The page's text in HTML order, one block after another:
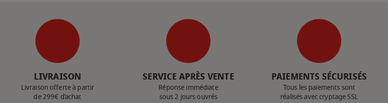
LIVRAISON
Livraison offerte à partir
de 299€ d’achat
SERVICE APRÈS VENTE
Réponse immédiate
sous 2 jours ouvrés
PAIEMENTS SÉCURISÉS
Tous les paiements sont
réalisés avec cryptage SSL